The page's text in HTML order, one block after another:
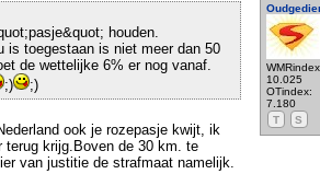
10.025
OTindex:
7.180
T
S
houden.
is toegestaan is niet meer dan 50
de wettelijke 6% er nog vanaf.
;) ;)
ook je rozepasje kwijt, ik
terug krijg.Boven de 30 km. te
van justitie de strafmaat namelijk.